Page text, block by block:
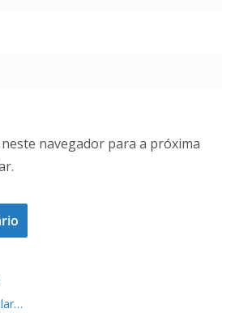
navegador para a próxima